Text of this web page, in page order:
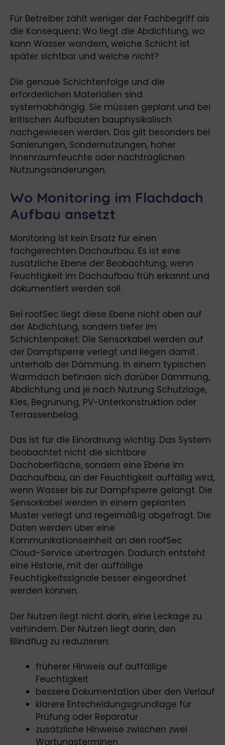
Für Betreiber zählt weniger der Fachbegriff als
die Konsequenz: Wo liegt die Abdichtung, wo
kann Wasser wandern, welche Schicht ist
später sichtbar und welche nicht?
Die genaue Schichtenfolge und die
erforderlichen Materialien sind
systemabhängig. Sie müssen geplant und bei
kritischen Aufbauten bauphysikalisch
nachgewiesen werden. Das gilt besonders bei
Sanierungen, Sondernutzungen, hoher
Innenraumfeuchte oder nachträglichen
Nutzungsänderungen.
Wo Monitoring im Flachdach
Aufbau ansetzt
Monitoring ist kein Ersatz für einen
fachgerechten Dachaufbau. Es ist eine
zusätzliche Ebene der Beobachtung, wenn
Feuchtigkeit im Dachaufbau früh erkannt und
dokumentiert werden soll.
Bei roofSec liegt diese Ebene nicht oben auf
der Abdichtung, sondern tiefer im
Schichtenpaket: Die Sensorkabel werden auf
der Dampfsperre verlegt und liegen damit
unterhalb der Dämmung. In einem typischen
Warmdach befinden sich darüber Dämmung,
Abdichtung und je nach Nutzung Schutzlage,
Kies, Begrünung, PV-Unterkonstruktion oder
Terrassenbelag.
Das ist für die Einordnung wichtig. Das System
beobachtet nicht die sichtbare
Dachoberfläche, sondern eine Ebene im
Dachaufbau, an der Feuchtigkeit auffällig wird,
wenn Wasser bis zur Dampfsperre gelangt. Die
Sensorkabel werden in einem geplanten
Muster verlegt und regelmäßig abgefragt. Die
Daten werden über eine
Kommunikationseinheit an den roofSec
Cloud-Service übertragen. Dadurch entsteht
eine Historie, mit der auffällige
Feuchtigkeitssignale besser eingeordnet
werden können.
Der Nutzen liegt nicht darin, eine Leckage zu
verhindern. Der Nutzen liegt darin, den
Blindflug zu reduzieren:
früherer Hinweis auf auffällige
Feuchtigkeit
bessere Dokumentation über den Verlauf
klarere Entscheidungsgrundlage für
Prüfung oder Reparatur
zusätzliche Hinweise zwischen zwei
Wartungsterminen